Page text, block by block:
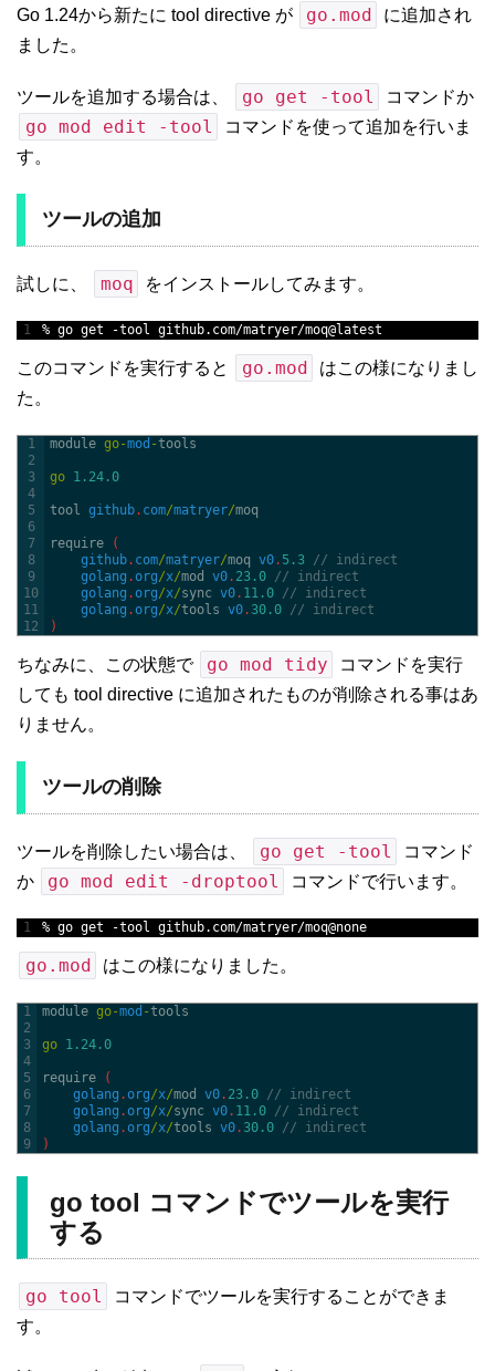
Go 1.24から新たに tool directive が go.mod
に追加され
ました。
ツールを追加する場合は、 go get -tool コマンドか
go mod edit -tool
コマンドを使って追加を行いま
す。
ツールの追加
試しに、 moq をインストールしてみます。
1 % go get -tool github. com/matryer/moq@latest
このコマンドを実行すると go.mod
はこの様になりまし
た。
1
2
3
4
5
6
7
8
9
10
11
12
module go-mod -tools
go 1.24.0
tool github. com/matryer/moq
require
(
github. com/matryer/moq v0. 5.3
// indirect
golang .org/x/mod v0. 23.0
// indirect
golang .org/x/sync v0. 11.0
// indirect
golang .org/x/tools v0. 30.0
// indirect
)
ちなみに、この状態で go mod tidy
コマンドを実行
しても tool directive に追加されたものが削除される事はあ
りません。
ツールの削除
ツールを削除したい場合は、 go get -tool
コマンド
か
go mod edit -droptool コマンドで行います。
1 % go get -tool github. com/matryer/moq@none
go.mod はこの様になりました。
1
2
3
4
5
6
7
8
9
module go-mod -tools
go 1.24.0
require
(
golang .org/x/mod v0. 23.0
// indirect
golang .org/x/sync v0. 11.0
// indirect
golang .org/x/tools v0. 30.0
// indirect
)
go tool コマンドでツールを実行
する
go tool
コマンドでツールを実行することができま
す。